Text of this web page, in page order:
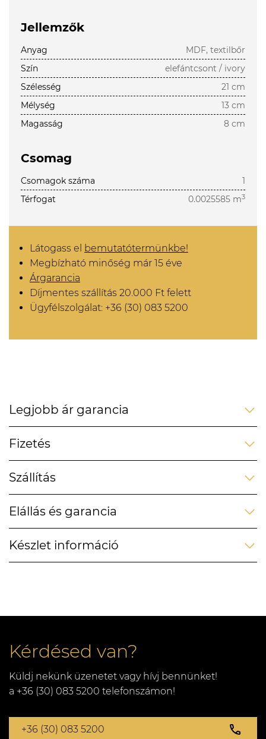
Jellemzők
Anyag
MDF, textilbőr
Szín
elefántcsont / ivory
Szélesség
21 cm
Mélység
13 cm
Magasság
8 cm
Csomag
Csomagok száma
1
Térfogat
0.0025585 m3
Látogass el bemutatótermünkbe!
Megbízható minőség már 15 éve
Árgarancia
Díjmentes szállítás 20.000 Ft felett
Ügyfélszolgálat: +36 (30) 083 5200
Legjobb ár garancia
Fizetés
Szállítás
Elállás és garancia
Készlet információ
Kérdésed van?
Küldj nekünk üzenetet vagy hívj bennünket!
a +36 (30) 083 5200 telefonszámon!
+36 (30) 083 5200